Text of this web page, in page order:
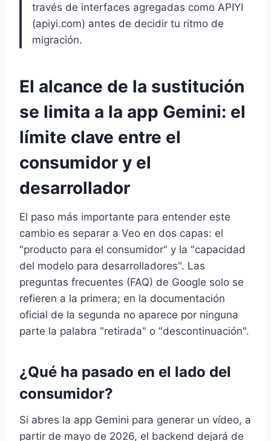
través de interfaces agregadas como APIYI
(apiyi.com) antes de decidir tu ritmo de
migración.
El alcance de la sustitución
se limita a la app Gemini: el
límite clave entre el
consumidor y el
desarrollador
El paso más importante para entender este
cambio es separar a Veo en dos capas: el
"producto para el consumidor" y la "capacidad
del modelo para desarrolladores". Las
preguntas frecuentes (FAQ) de Google solo se
refieren a la primera; en la documentación
oficial de la segunda no aparece por ninguna
parte la palabra "retirada" o "descontinuación".
¿Qué ha pasado en el lado del
consumidor?
Si abres la app Gemini para generar un vídeo, a
partir de mayo de 2026, el backend dejará de